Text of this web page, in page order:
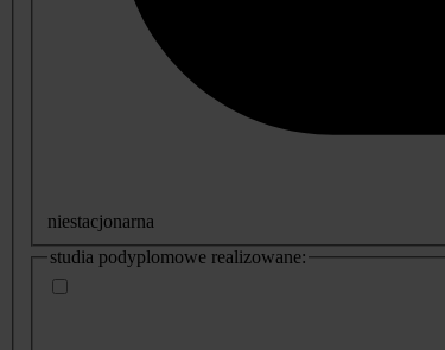
niestacjonarna
studia podyplomowe realizowane: